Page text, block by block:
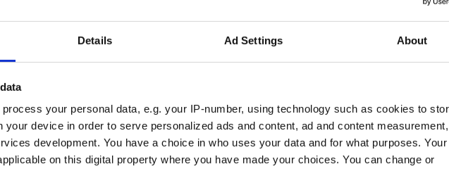
Details Ad Settings About
process your personal data, e.g. your IP-number, using technology such as cookies to
your device in order to serve personalized ads and content, ad and content measurement,
development. You have a choice in who uses your data and for what purposes. Your
on this digital property where you have made your choices. You can change or
out West återinför samtal i programmet. Programledare är
Nyheter i SVT.
kräver hårdare auktoritet”
Ulf